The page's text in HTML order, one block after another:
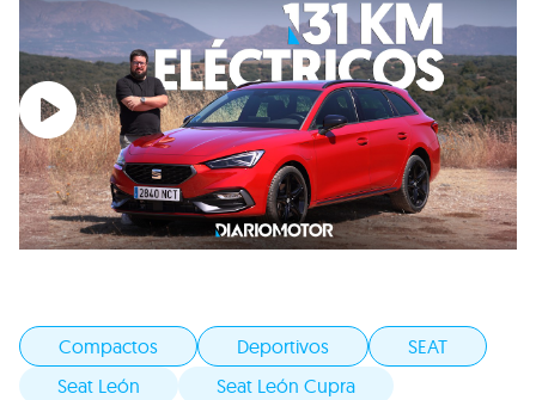
Compactos Deportivos
SEAT
Seat León
Seat León Cupra